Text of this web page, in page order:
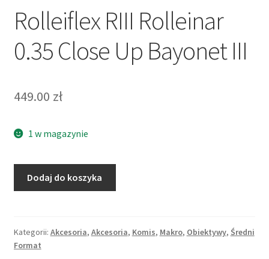
Rolleiflex RIII Rolleinar
0.35 Close Up Bayonet III
449.00 zł
1 w magazynie
Rolleiflex
0.35
Close
Dodaj do koszyka
Kategorii: Akcesoria, Akcesoria, Komis, Makro, Obiektywy, Średni
Format